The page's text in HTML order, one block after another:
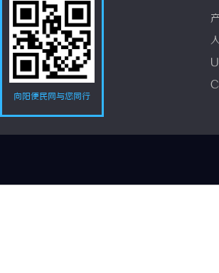
向阳便民网与您同行